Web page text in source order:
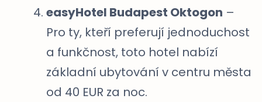
easyHotel Budapest Oktogon –
Pro ty, kteří preferují jednoduchost
a funkčnost, toto hotel nabízí
základní ubytování v centru města
od 40 EUR za noc.